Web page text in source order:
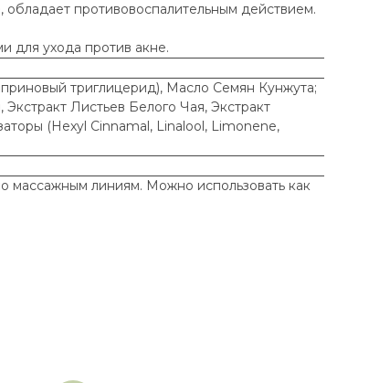
противовоспалительным действием.
для ухода против акне.
триглицерид), Масло Семян Кунжута;
Листьев Белого Чая, Экстракт
(Hexyl Cinnamal, Linalool, Limonene,
массажным линиям. Можно использовать как